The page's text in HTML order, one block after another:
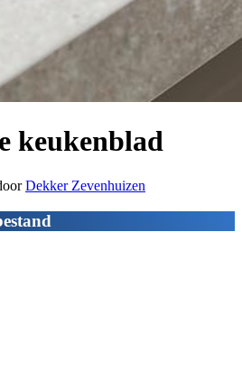
keukenblad
Dekker Zevenhuizen